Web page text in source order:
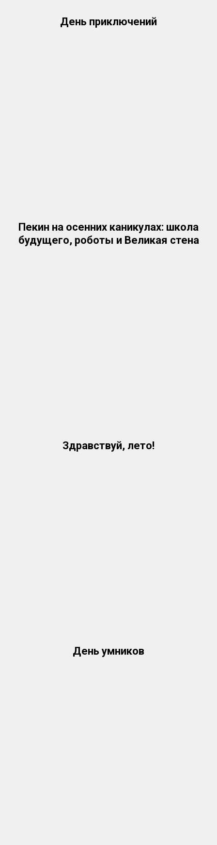
День приключений
Пекин на осенних каникулах: школа
будущего, роботы и Великая стена
Здравствуй, лето!
День умников